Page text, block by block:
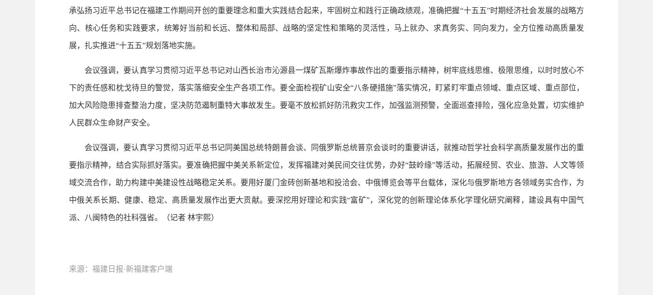
承弘扬习近平总书记在福建工作期间开创的重要理念和重大实践结合起来，牢固树立和践行正确政绩观，准确把握“十五五”时期经济社会发展的战略方
向、核心任务和实践要求，统筹好当前和长远、整体和局部、战略的坚定性和策略的灵活性，马上就办、求真务实、同向发力，全方位推动高质量发
展，扎实推进“十五五”规划落地实施。
会议强调，要认真学习贯彻习近平总书记对山西长治市沁源县一煤矿瓦斯爆炸事故作出的重要指示精神，树牢底线思维、极限思维，以时时放心不
下的责任感和枕戈待旦的警觉，落实落细安全生产各项工作。要全面检视矿山安全“八条硬措施”落实情况，盯紧盯牢重点领域、重点区域、重点部位，
加大风险隐患排查整治力度，坚决防范遏制重特大事故发生。要毫不放松抓好防汛救灾工作，加强监测预警，全面巡查排险，强化应急处置，切实维护
人民群众生命财产安全。
会议强调，要认真学习贯彻习近平总书记同美国总统特朗普会谈、同俄罗斯总统普京会谈时的重要讲话，就推动哲学社会科学高质量发展作出的重
要指示精神，结合实际抓好落实。要准确把握中美关系新定位，发挥福建对美民间交往优势，办好“鼓岭缘”等活动，拓展经贸、农业、旅游、人文等领
域交流合作，助力构建中美建设性战略稳定关系。要用好厦门金砖创新基地和投洽会、中俄博览会等平台载体，深化与俄罗斯地方各领域务实合作，为
中俄关系长期、健康、稳定、高质量发展作出更大贡献。要深挖用好理论和实践“富矿”，深化党的创新理论体系化学理化研究阐释，建设具有中国气
派、八闽特色的社科强省。（记者 林宇熙）
来源：福建日报·新福建客户端